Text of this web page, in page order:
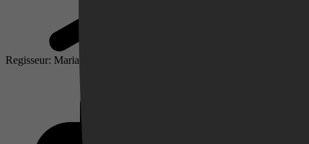
Regisseur: Maria Diane Ventura